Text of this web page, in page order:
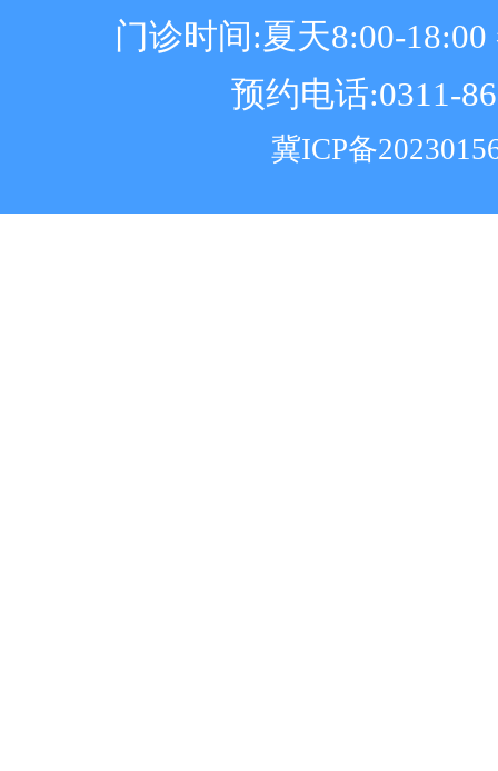
门诊时间:夏天8:00-18:00
预约电话:0311-
冀ICP备